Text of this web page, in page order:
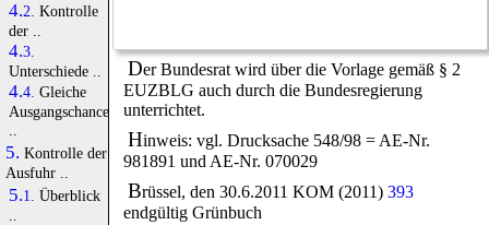
Der Bundesrat wird über die Vorlage gemäß § 2
EUZBLG auch durch die Bundesregierung
unterrichtet.
Hinweis: vgl. Drucksache 548/98 = AE-Nr.
981891 und AE-Nr. 070029
Brüssel, den 30.6.2011 KOM (2011) 393
endgültig Grünbuch
4.2. Kontrolle
der ..
4.3.
Unterschiede ..
4.4. Gleiche
Ausgangschancen
5. Kontrolle der
Ausfuhr ..
5.1.
Überblick